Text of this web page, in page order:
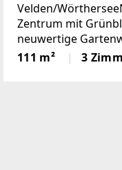
Velden/
Zentrum mit
neuwertige
Wohnen mit einer
im Herzen von
111 m² 3